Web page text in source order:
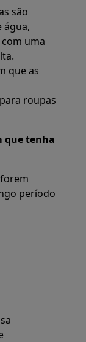
são
água,
uma
que as
roupas
que tenha
período